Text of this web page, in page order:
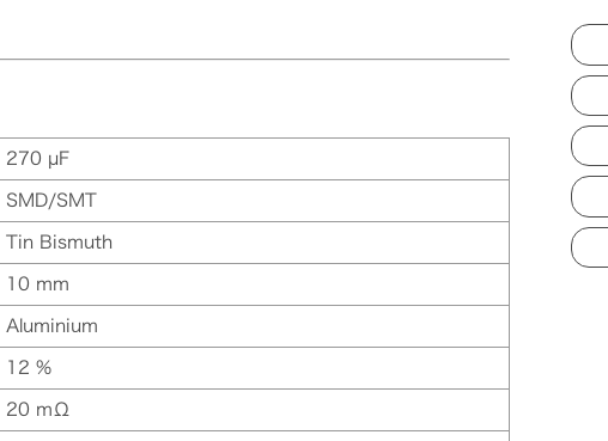
270 µF
SMD/SMT
Tin Bismuth
10 mm
Aluminium
12 %
20 mΩ